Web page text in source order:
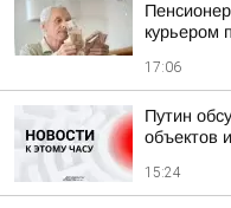
курьером
17:06
Путин
объектов
15:24